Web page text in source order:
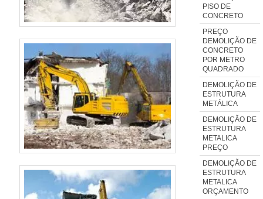
garantindo a sua excelente
performance nas mais distintas
locação precisa atender as
necessidades em equipamentos
e máquinas das áreas de
demolição, mineração e
indústrias, como atua a GóiasLoc
que está no setor há mais de dez
anos..
PISO DE
CONCRETO
PREÇO
DEMOLIÇÃO DE
CONCRETO
POR METRO
QUADRADO
DEMOLIÇÃO DE
ESTRUTURA
METÁLICA
DEMOLIÇÃO DE
ESTRUTURA
METALICA
PREÇO
DEMOLIÇÃO DE
ESTRUTURA
METALICA
ORÇAMENTO